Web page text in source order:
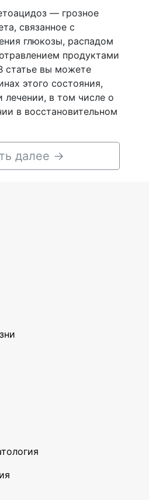
— грозное
связанное с
глюкозы, распадом
продуктами
статье вы можете
этого состояния,
лечении, в том числе о
в восстановительном
далее →